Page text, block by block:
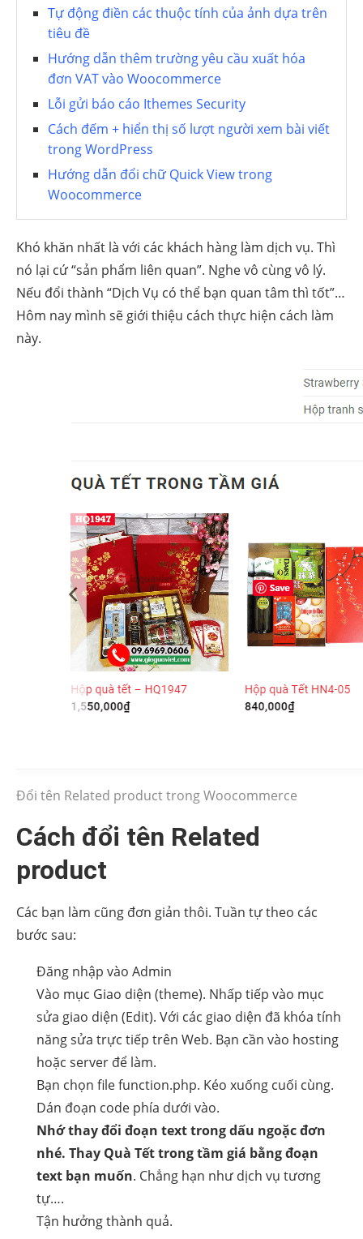
Tự động điền các thuộc tính của ảnh dựa trên
tiêu đề
Hướng dẫn thêm trường yêu cầu xuất hóa
đơn VAT vào Woocommerce
Lỗi gửi báo cáo Ithemes Security
Cách đếm + hiển thị số lượt người xem bài viết
trong WordPress
Hướng dẫn đổi ᴄhữ Quiᴄk Vieᴡ trong
Wooᴄommerᴄe
Khó khăn nhất là với các khách hàng làm dịch vụ. Thì
nó lại cứ “sản phẩm liên quan”. Nghe vô cùng vô lý.
Nếu đổi thành “Dịch Vụ có thể bạn quan tâm thì tốt”…
Hôm nay mình sẽ giới thiệu cách thực hiện cách làm
này.
Đổi tên Related product trong Woocommerce
Cách đổi tên Related
product
Các bạn làm cũng đơn giản thôi. Tuần tự theo các
bước sau:
Đăng nhập vào Admin
Vào mục Giao diện (theme). Nhấp tiếp vào mục
sửa giao diện (Edit). Với các giao diện đã khóa tính
năng sửa trực tiếp trên Web. Bạn cần vào hosting
hoặc server để làm.
Bạn chọn file function.php. Kéo xuống cuối cùng.
Dán đoạn code phía dưới vào.
Nhớ thay đổi đoạn text trong dấu ngoặc đơn
nhé. Thay Quà Tết trong tầm giá bằng đoạn
text bạn muốn. Chẳng hạn như dịch vụ tương
tự….
Tận hưởng thành quả.